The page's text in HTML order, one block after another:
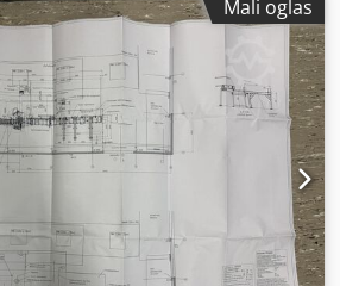
5800x54x1,3 mm Radni opseg:
430 x 430 mm Minimalna
mm Minimalna dužina
sečenja: 17 - 110 m/min. Snaga
7,5 kW Priključna snaga: 11 kW
(DxŠxV): 410 x 230 x 210 cm
Mali oglas